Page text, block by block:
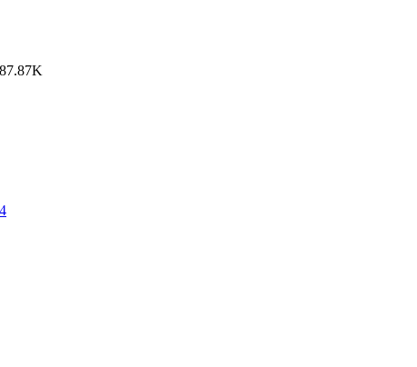
87.87K
4